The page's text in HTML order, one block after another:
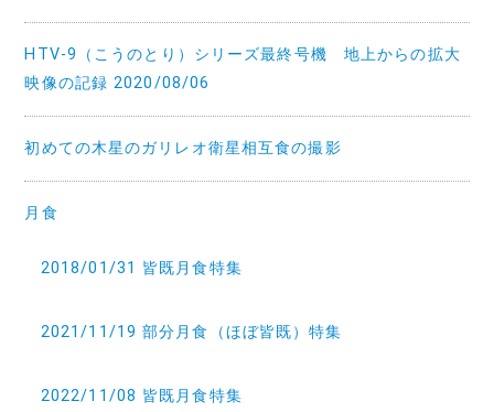
HTV-9（こうのとり）シリーズ最終号機 地上からの拡大
映像の記録 2020/08/06
初めての木星のガリレオ衛星相互食の撮影
月食
2018/01/31 皆既月食特集
2021/11/19 部分月食（ほぼ皆既）特集
2022/11/08 皆既月食特集